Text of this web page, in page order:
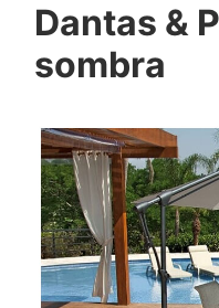
Dantas &
sombra